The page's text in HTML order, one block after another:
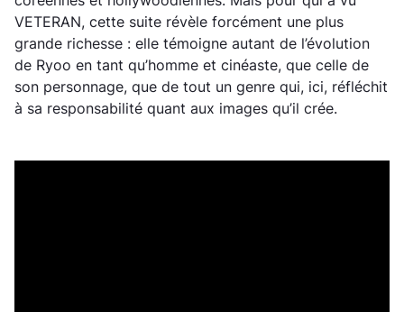
VETERAN, cette suite révèle forcément une plus
grande richesse : elle témoigne autant de l’évolution
de Ryoo en tant qu’homme et cinéaste, que celle de
son personnage, que de tout un genre qui, ici, réfléchit
à sa responsabilité quant aux images qu’il crée.